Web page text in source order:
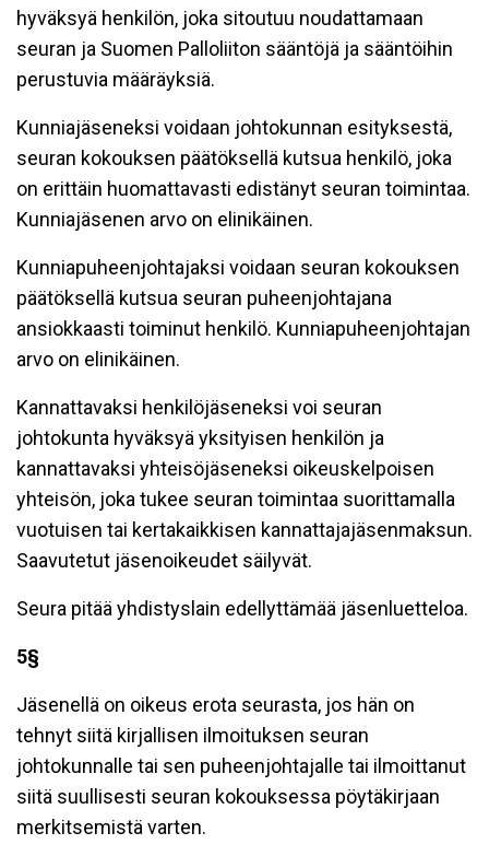
hyväksyä henkilön, joka sitoutuu noudattamaan
seuran ja Suomen Palloliiton sääntöjä ja sääntöihin
perustuvia määräyksiä.
Kunniajäseneksi voidaan johtokunnan esityksestä,
seuran kokouksen päätöksellä kutsua henkilö, joka
on erittäin huomattavasti edistänyt seuran toimintaa.
Kunniajäsenen arvo on elinikäinen.
Kunniapuheenjohtajaksi voidaan seuran kokouksen
päätöksellä kutsua seuran puheenjohtajana
ansiokkaasti toiminut henkilö. Kunniapuheenjohtajan
arvo on elinikäinen.
Kannattavaksi henkilöjäseneksi voi seuran
johtokunta hyväksyä yksityisen henkilön ja
kannattavaksi yhteisöjäseneksi oikeuskelpoisen
yhteisön, joka tukee seuran toimintaa suorittamalla
vuotuisen tai kertakaikkisen kannattajajäsenmaksun.
Saavutetut jäsenoikeudet säilyvät.
Seura pitää yhdistyslain edellyttämää jäsenluetteloa.
5§
Jäsenellä on oikeus erota seurasta, jos hän on
tehnyt siitä kirjallisen ilmoituksen seuran
johtokunnalle tai sen puheenjohtajalle tai ilmoittanut
siitä suullisesti seuran kokouksessa pöytäkirjaan
merkitsemistä varten.